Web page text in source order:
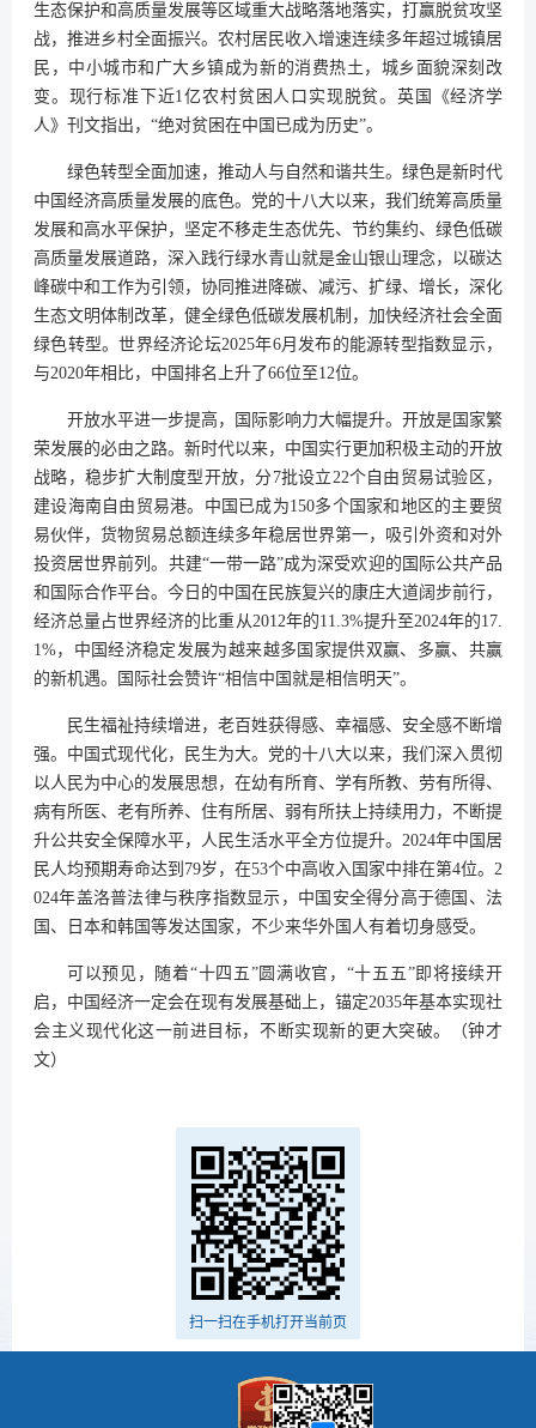
生态保护和高质量发展等区域重大战略落地落实，打赢脱贫攻坚
战，推进乡村全面振兴。农村居民收入增速连续多年超过城镇居
民，中小城市和广大乡镇成为新的消费热土，城乡面貌深刻改
变。现行标准下近1亿农村贫困人口实现脱贫。英国《经济学
人》刊文指出，“绝对贫困在中国已成为历史”。
绿色转型全面加速，推动人与自然和谐共生。绿色是新时代
中国经济高质量发展的底色。党的十八大以来，我们统筹高质量
发展和高水平保护，坚定不移走生态优先、节约集约、绿色低碳
高质量发展道路，深入践行绿水青山就是金山银山理念，以碳达
峰碳中和工作为引领，协同推进降碳、减污、扩绿、增长，深化
生态文明体制改革，健全绿色低碳发展机制，加快经济社会全面
绿色转型。世界经济论坛2025年6月发布的能源转型指数显示，
与2020年相比，中国排名上升了66位至12位。
开放水平进一步提高，国际影响力大幅提升。开放是国家繁
荣发展的必由之路。新时代以来，中国实行更加积极主动的开放
战略，稳步扩大制度型开放，分7批设立22个自由贸易试验区，
建设海南自由贸易港。中国已成为150多个国家和地区的主要贸
易伙伴，货物贸易总额连续多年稳居世界第一，吸引外资和对外
投资居世界前列。共建“一带一路”成为深受欢迎的国际公共产品
和国际合作平台。今日的中国在民族复兴的康庄大道阔步前行，
经济总量占世界经济的比重从2012年的11.3%提升至2024年的17.
1%，中国经济稳定发展为越来越多国家提供双赢、多赢、共赢
的新机遇。国际社会赞许“相信中国就是相信明天”。
民生福祉持续增进，老百姓获得感、幸福感、安全感不断增
强。中国式现代化，民生为大。党的十八大以来，我们深入贯彻
以人民为中心的发展思想，在幼有所育、学有所教、劳有所得、
病有所医、老有所养、住有所居、弱有所扶上持续用力，不断提
升公共安全保障水平，人民生活水平全方位提升。2024年中国居
民人均预期寿命达到79岁，在53个中高收入国家中排在第4位。2
024年盖洛普法律与秩序指数显示，中国安全得分高于德国、法
国、日本和韩国等发达国家，不少来华外国人有着切身感受。
可以预见，随着“十四五”圆满收官，“十五五”即将接续开
启，中国经济一定会在现有发展基础上，锚定2035年基本实现社
会主义现代化这一前进目标，不断实现新的更大突破。（钟才
文）
扫一扫在手机打开当前页